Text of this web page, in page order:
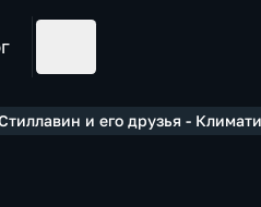
и его друзья -